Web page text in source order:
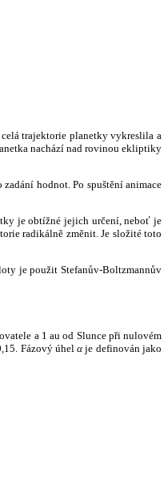
trajektorie planetky vykreslila a
nachází nad rovinou ekliptiky
hodnot. Po spuštění animace
je obtížné jejich určení, neboť je
radikálně změnit. Je složité toto
je použit Stefanův-Boltzmannův
a 1 au od Slunce při nulovém
Fázový úhelα je definován jako